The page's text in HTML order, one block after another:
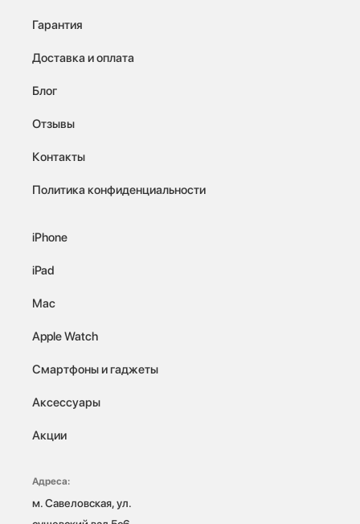
Гарантия
Доставка и оплата
Блог
Отзывы
Контакты
Политика конфиденциальности
iPhone
iPad
Mac
Apple Watch
Смартфоны и гаджеты
Аксессуары
Акции
Адреса:
м. Савеловская, ул.